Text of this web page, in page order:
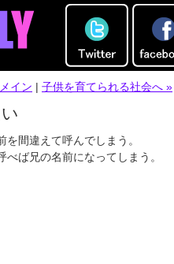
メイン | 子供を育てられる社会へ »
間違えて呼んでしまう。
ば兄の名前になってしまう。